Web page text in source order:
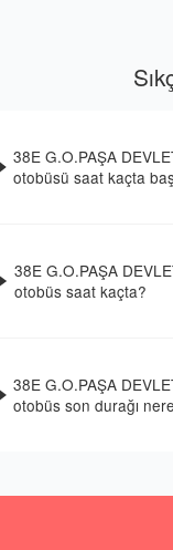
38E G.O.PAŞA
otobüsü saat kaçta
38E G.O.PAŞA
otobüs saat kaçta?
38E G.O.PAŞA
otobüs son durağı